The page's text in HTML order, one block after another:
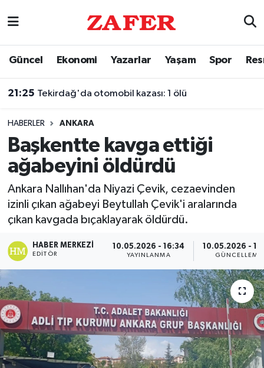
Güncel Ekonomi Yazarlar Yaşam Spor
21:25 Tekirdağ'da otomobil kazası: 1 ölü
HABERLER ANKARA
Başkentte kavga ettiği
ağabeyini öldürdü
Ankara Nallıhan'da Niyazi Çevik, cezaevinden
izinli çıkan ağabeyi Beytullah Çevik'i aralarında
çıkan kavgada bıçaklayarak öldürdü.
HABER MERKEZI
EDITÖR
10.05.2026 - 16:34
YAYINLANMA
10.05.2026 -
GÜNCELLEME
Nöbetçi Eczaneler
Trafik Durumu
Süper Lig Puan Durumu ve Fikstür
Tüm Manşetler
Son Dakika Haberleri
Haber Arşivi